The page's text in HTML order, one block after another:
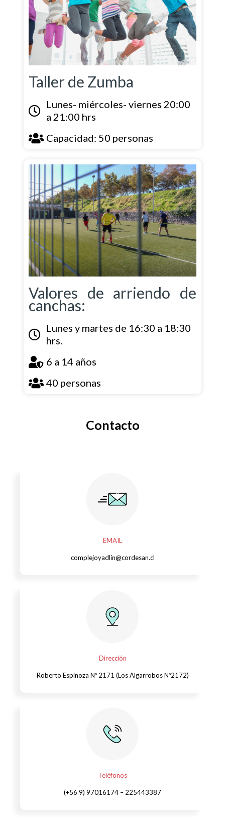
Taller de Zumba
Lunes- miércoles- viernes 20:00
a 21:00 hrs
Capacidad: 50 personas
Valores de arriendo de
canchas:
Lunes y martes de 16:30 a 18:30
hrs.
6 a 14 años
40 personas
Contacto
EMAIL
complejoyadlin@cordesan.cl
Dirección
Roberto Espinoza Nº 2171 (Los Algarrobos Nº2172)
Teléfonos
(+56 9) 97016174 – 225443387